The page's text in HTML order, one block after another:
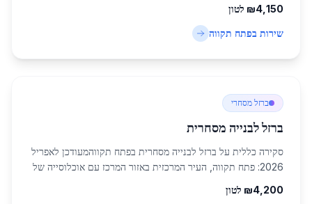
ספקים המספקים מוצרים באי...
₪4,150 לטון
שירות בפתח תקווה
ברזל מסחרי
ברזל לבנייה מסחרית
סקירה כללית על ברזל לבנייה מסחרית בפתח תקווהמעודכן לאפריל
2026: פתח תקווה, העיר המרכזית באזור המרכז עם אוכלוסייה של
בישראל. שוק הברזל לבנייה מסח...
₪4,200 לטון